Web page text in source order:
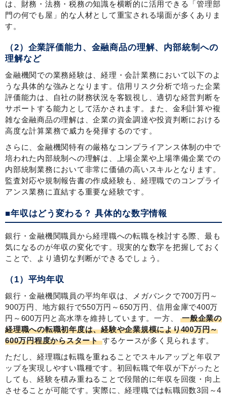
は、財務・法務・税務の知識を横断的に活用できる「管理部
門の何でも屋」的な人材として重宝される場面が多くありま
す。
（2）企業評価能力、金融商品の理解、内部統制への
理解など
金融機関での業務経験は、経理・会計業務において以下のよ
うな具体的な強みとなります。信用リスク分析で培った企業
評価能力は、自社の財務状況を客観視し、適切な経営判断を
サポートする能力として活かされます。また、金利計算や複
雑な金融商品の理解は、企業の資金調達や投資判断における
高度な計算業務で威力を発揮するのです。
さらに、金融機関特有の厳格なコンプライアンス体制の中で
培われた内部統制への理解は、上場企業や上場準備企業での
内部統制業務において非常に価値の高いスキルとなります。
監査対応や規制報告書の作成経験も、経理職でのコンプライ
アンス業務に直結する重要な経験です。
■年収はどう変わる？ 具体的な数字情報
銀行・金融機関職員から経理職への転職を検討する際、最も
気になるのが年収の変化です。現実的な数字を把握しておく
ことで、より適切な判断ができるでしょう。
（1）平均年収
銀行・金融機関職員の平均年収は、メガバンクで700万円～
900万円、地方銀行で550万円～650万円、信用金庫で400万
円～600万円と高水準を維持しています。一方、
一般企業の
経理職への転職初年度は、経験や企業規模により400万円～
600万円程度からスタートするケースが多く見られます。
ただし、経理職は転職を重ねることでスキルアップと年収ア
ップを実現しやすい職種です。初回転職で年収が下がったと
しても、経験を積み重ねることで段階的に年収を回復・向上
させることが可能です。実際に、経理職では転職回数3回～4